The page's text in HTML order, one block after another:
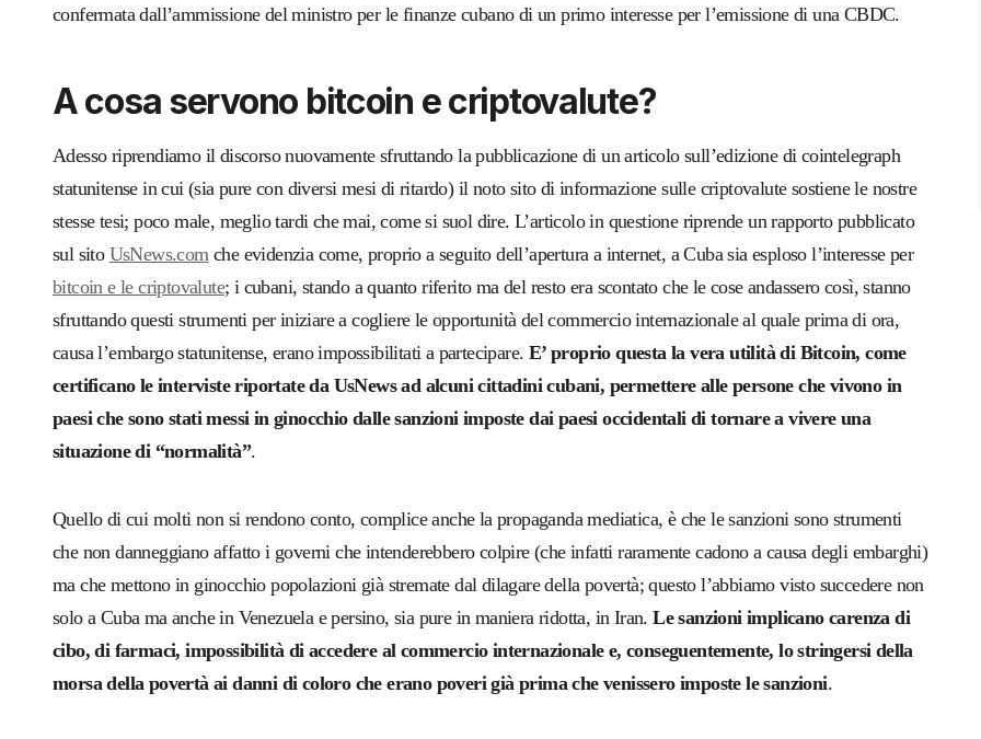
confermata dall’ammissione del ministro per le finanze cubano di un primo interesse per l’emissione di una CBDC.
A cosa servono bitcoin e criptovalute?
Adesso riprendiamo il discorso nuovamente sfruttando la pubblicazione di un articolo sull’edizione di cointelegraph
statunitense in cui (sia pure con diversi mesi di ritardo) il noto sito di informazione sulle criptovalute sostiene le nostre
stesse tesi; poco male, meglio tardi che mai, come si suol dire. L’articolo in questione riprende un rapporto pubblicato
sul sito UsNews.comche evidenzia come, proprio a seguito dell’apertura a internet, a Cuba sia esploso l’interesse per
bitcoin e le criptovalute; i cubani, stando a quanto riferito ma del resto era scontato che le cose andassero così, stanno
sfruttando questi strumenti per iniziare a cogliere le opportunità del commercio internazionale al quale prima di ora,
causa l’embargo statunitense, erano impossibilitati a partecipare. E’ proprio questa la vera utilità di Bitcoin, come
certificano le interviste riportate da UsNews ad alcuni cittadini cubani, permettere alle persone che vivono in
paesi che sono stati messi in ginocchio dalle sanzioni imposte dai paesi occidentali di tornare a vivere una
situazione di “normalità”.
Quello di cui molti non si rendono conto, complice anche la propaganda mediatica, è che le sanzioni sono strumenti
che non danneggiano affatto i governi che intenderebbero colpire (che infatti raramente cadono a causa degli embarghi)
ma che mettono in ginocchio popolazioni già stremate dal dilagare della povertà; questo l’abbiamo visto succedere non
solo a Cuba ma anche in Venezuela e persino, sia pure in maniera ridotta, in Iran.Le sanzioni implicano carenza di
cibo, di farmaci, impossibilità di accedere al commercio internazionale e, conseguentemente, lo stringersi della
morsa della povertà ai danni di coloro che erano poveri già prima che venissero imposte le sanzioni.